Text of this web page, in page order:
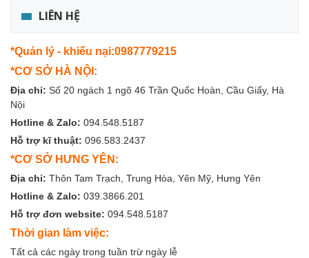
LIÊN HỆ
*Quản lý - khiếu nại:0987779215
*CƠ SỞ HÀ NỘI:
Địa chỉ: Số 20 ngách 1 ngõ 46 Trần Quốc Hoàn, Cầu Giấy, Hà
Nội
Hotline & Zalo: 094.548.5187
Hỗ trợ kĩ thuật: 096.583.2437
*CƠ SỞ HƯNG YÊN:
Địa chỉ: Thôn Tam Trạch, Trung Hòa, Yên Mỹ, Hưng Yên
Hotline & Zalo: 039.3866.201
Hỗ trợ đơn website: 094.548.5187
Thời gian làm việc:
Tất cả các ngày trong tuần trừ ngày lễ